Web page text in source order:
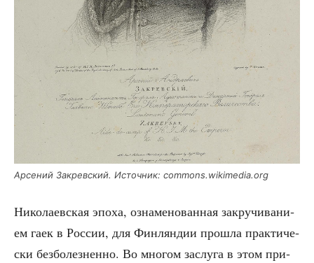
Арсе­ний Закрев­ский. Источ­ник: commons.wikimedia.org
Нико­ла­ев­ская эпо­ха, озна­ме­но­ван­ная закру­чи­ва­ни­
ем гаек в Рос­сии, для Фин­лян­дии про­шла прак­ти­че­
ски без­бо­лез­нен­но. Во мно­гом заслу­га в этом при­